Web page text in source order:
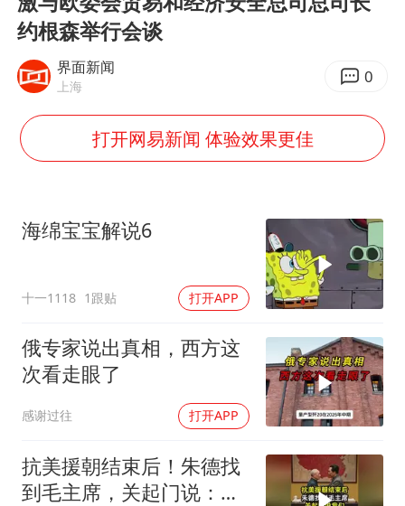
“老头乐”悬挂“蒙H好几个8”上路
四预警齐发！双台风影响多个海域
13岁少年白天写作业晚上夜市炒粉
坚持党全面领导和党中央集中统一领导
约根森举行会谈
界面新闻
上海 0
打开网易新闻 体验效果更佳
海绵宝宝解说6
十一1118 1跟贴 打开APP
俄专家说出真相，西方这
次看走眼了
感谢过往 打开APP
抗美援朝结束后！朱德找
到毛主席，关起门说：我